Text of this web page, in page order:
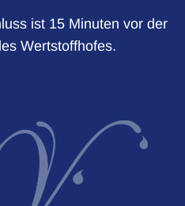
ist 15 Minuten vor der
Wertstoffhofes.